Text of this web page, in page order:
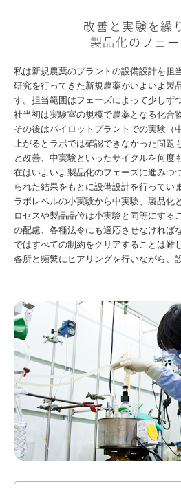
改善と実験を繰
製品化のフェー
私は新規農薬のプラントの設備設計を担
研究を行ってきた新規農薬がいよいよ製
す。担当範囲はフェーズによって少しず
社当初は実験室の規模で農薬となる化合
その後はパイロットプラントでの実験（
上がるとラボでは確認できなかった問題
と改善、中実験といったサイクルを何度
在はいよいよ製品化のフェーズに進みつ
られた結果をもとに設備設計を行っていま
ラボレベルの小実験から中実験、製品化
ロセスや製品品位は小実験と同等にする
の配慮、各種法令にも適応させなければ
ではすべての制約をクリアすることは難
各所と頻繁にヒアリングを行いながら、